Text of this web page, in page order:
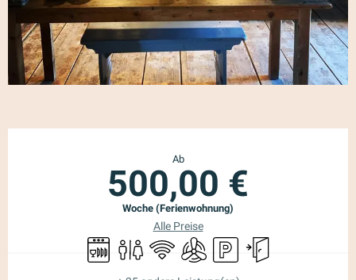
Ab
500,00 €
Woche (Ferienwohnung)
Alle Preise
Geschirrspülmaschine
ToilettenWi-Fi Klimaanlage
ParkplatzUnabhängiger